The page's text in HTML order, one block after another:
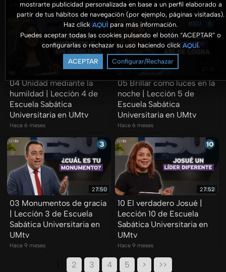
mostrarte publicidad personalizada en base a un perfil elaborado a
partir de tus hábitos de navegación (por ejemplo, páginas visitadas).
Haz click AQUÍ para más información.
Puedes aceptar todas las cookies pulsando el botón “ACEPTAR” o
configurarlas o rechazar su uso haciendo click AQUÍ.
ACEPTAR Configurar/Rechazar
Hace 6 meses Hace 6 meses
27:22
04 Unidad mediante la
humildad | Lección 4 de
Escuela Sabática
Universitaria en UMtv
Hace 6 meses
05 Brillar como luces en la
noche | Lección 5 de
Escuela Sabática
Universitaria en UMtv
Hace 6 meses
27:50
03 Monumentos de gracia
| Lección 3 de Escuela
Sabática Universitaria en
UMtv
Hace 9 meses
27:52
10 El verdadero Josué |
Lección 10 de Escuela
Sabática Universitaria en
UMtv
Hace 9 meses
2 3 4 5 > >>